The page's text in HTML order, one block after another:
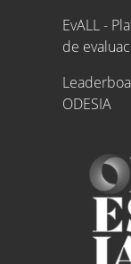
EvALL -
de
ODESIA